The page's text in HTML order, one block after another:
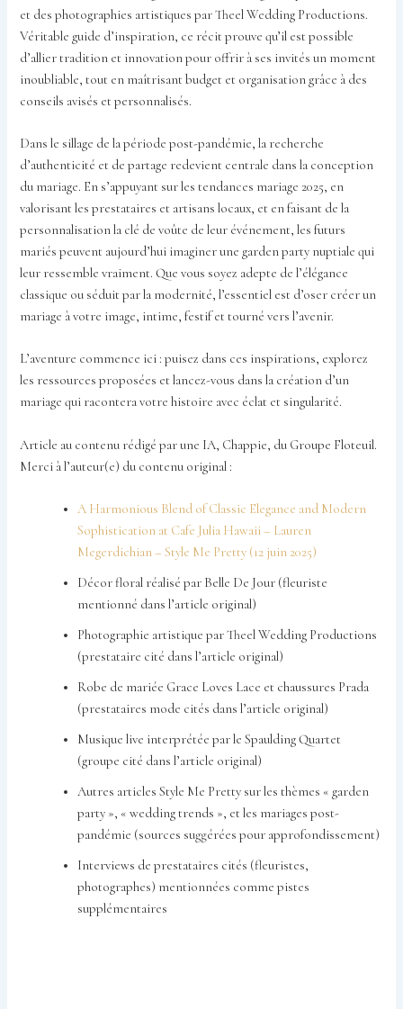
et des photographies artistiques par Theel Wedding Productions.
Véritable guide d’inspiration, ce récit prouve qu’il est possible
d’allier tradition et innovation pour offrir à ses invités un moment
inoubliable, tout en maîtrisant budget et organisation grâce à des
conseils avisés et personnalisés.
Dans le sillage de la période post-pandémie, la recherche
d’authenticité et de partage redevient centrale dans la conception
du mariage. En s’appuyant sur les tendances mariage 2025, en
valorisant les prestataires et artisans locaux, et en faisant de la
personnalisation la clé de voûte de leur événement, les futurs
mariés peuvent aujourd’hui imaginer une garden party nuptiale qui
leur ressemble vraiment. Que vous soyez adepte de l’élégance
classique ou séduit par la modernité, l’essentiel est d’oser créer un
mariage à votre image, intime, festif et tourné vers l’avenir.
L’aventure commence ici : puisez dans ces inspirations, explorez
les ressources proposées et lancez-vous dans la création d’un
mariage qui racontera votre histoire avec éclat et singularité.
Article au contenu rédigé par une IA, Chappie, du Groupe Floteuil.
Merci à l’auteur(e) du contenu original :
A Harmonious Blend of Classic Elegance and Modern
Sophistication at Cafe Julia Hawaii – Lauren
Megerdichian – Style Me Pretty (12 juin 2025)
Décor floral réalisé par Belle De Jour (fleuriste
mentionné dans l’article original)
Photographie artistique par Theel Wedding Productions
(prestataire cité dans l’article original)
Robe de mariée Grace Loves Lace et chaussures Prada
(prestataires mode cités dans l’article original)
Musique live interprétée par le Spaulding Quartet
(groupe cité dans l’article original)
Autres articles Style Me Pretty sur les thèmes « garden
party », « wedding trends », et les mariages post-
pandémie (sources suggérées pour approfondissement)
Interviews de prestataires cités (fleuristes,
photographes) mentionnées comme pistes
supplémentaires